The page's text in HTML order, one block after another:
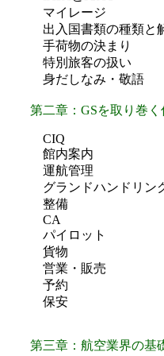
マイレージ
出入国書類の種類と
手荷物の決まり
特別旅客の扱い
身だしなみ・敬語
第二章：GSを取り巻く
CIQ
館内案内
運航管理
グランドハンドリン
整備
CA
パイロット
貨物
営業・販売
予約
保安
第三章：航空業界の基